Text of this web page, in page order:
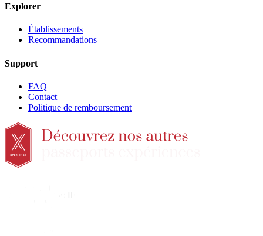
Explorer
Établissements
Recommandations
Support
FAQ
Contact
Politique de remboursement